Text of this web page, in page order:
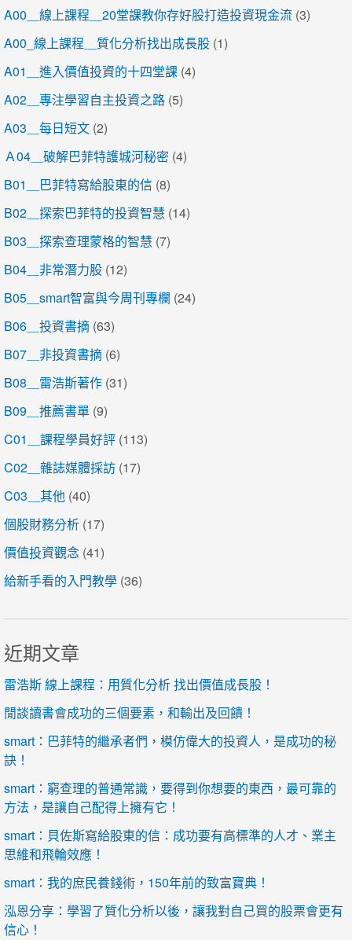
A00＿線上課程＿20堂課教你存好股打造投資現金流 (3)
A00_線上課程＿質化分析找出成長股 (1)
A01＿進入價值投資的十四堂課 (4)
A02＿專注學習自主投資之路 (5)
A03＿每日短文 (2)
Ａ04＿破解巴菲特護城河秘密 (4)
B01＿巴菲特寫給股東的信 (8)
B02＿探索巴菲特的投資智慧 (14)
B03＿探索查理蒙格的智慧 (7)
B04＿非常潛力股 (12)
B05＿smart智富與今周刊專欄 (24)
B06＿投資書摘 (63)
B07＿非投資書摘 (6)
B08＿雷浩斯著作 (31)
B09＿推薦書單 (9)
C01＿課程學員好評 (113)
C02＿雜誌媒體採訪 (17)
C03＿其他 (40)
個股財務分析 (17)
價值投資觀念 (41)
給新手看的入門教學 (36)
近期文章
雷浩斯 線上課程：用質化分析 找出價值成長股！
閒談讀書會成功的三個要素，和輸出及回饋！
smart：巴菲特的繼承者們，模仿偉大的投資人，是成功的秘
訣！
smart：窮查理的普通常識，要得到你想要的東西，最可靠的
方法，是讓自己配得上擁有它！
smart：貝佐斯寫給股東的信：成功要有高標準的人才、業主
思維和飛輪效應！
smart：我的庶民養錢術，150年前的致富寶典！
泓恩分享：學習了質化分析以後，讓我對自己買的股票會更有
信心！